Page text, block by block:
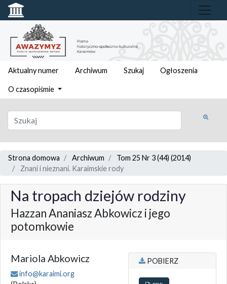
Aktualny numer Archiwum Szukaj Ogłoszenia
O czasopiśmie
Strona domowa Archiwum
Tom 25 Nr 3 (44) (2014)
Znani i nieznani. Karaimskie rody
Na tropach dziejów rodziny
Hazzan Ananiasz Abkowicz i jego
potomkowie
Mariola Abkowicz
info@karaimi.org
POBIERZ